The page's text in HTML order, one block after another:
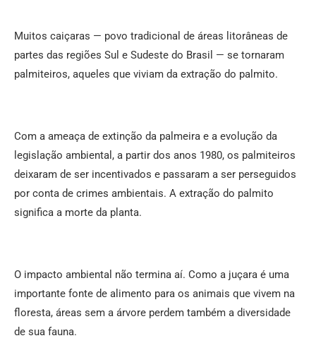
Muitos caiçaras — povo tradicional de áreas litorâneas de
partes das regiões Sul e Sudeste do Brasil — se tornaram
palmiteiros, aqueles que viviam da extração do palmito.
Com a ameaça de extinção da palmeira e a evolução da
legislação ambiental, a partir dos anos 1980, os palmiteiros
deixaram de ser incentivados e passaram a ser perseguidos
por conta de crimes ambientais. A extração do palmito
significa a morte da planta.
O impacto ambiental não termina aí. Como a juçara é uma
importante fonte de alimento para os animais que vivem na
floresta, áreas sem a árvore perdem também a diversidade
de sua fauna.